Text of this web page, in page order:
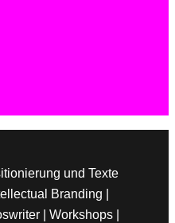
und Texte
Branding |
| Workshops |